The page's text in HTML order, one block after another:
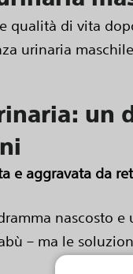
qualità di vita
urinaria
un
e aggravata da
nascosto
– ma le